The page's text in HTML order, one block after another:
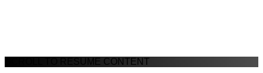
SCROLL TO RESUME CONTENT